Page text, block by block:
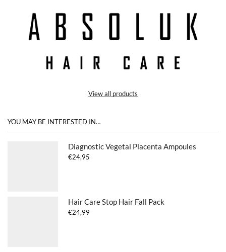
View all products
YOU MAY BE INTERESTED IN…
Diagnostic Vegetal Placenta Ampoules
€24,95
Hair Care Stop Hair Fall Pack
€24,99